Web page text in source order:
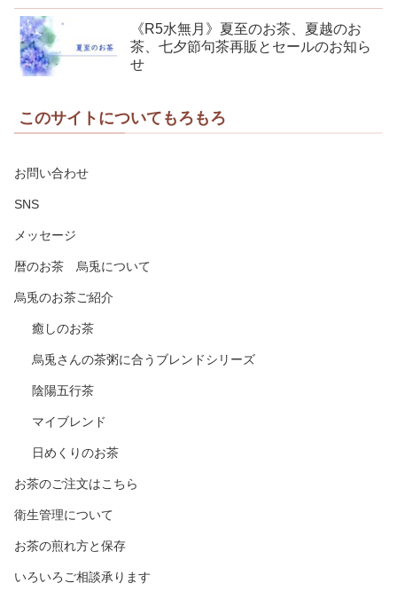
《R5水無月》夏至のお茶、夏越のお
茶、七夕節句茶再販とセールのお知ら
せ
このサイトについてもろもろ
お問い合わせ
SNS
メッセージ
暦のお茶 烏兎について
烏兎のお茶ご紹介
癒しのお茶
烏兎さんの茶粥に合うブレンドシリーズ
陰陽五行茶
マイブレンド
日めくりのお茶
お茶のご注文はこちら
衛生管理について
お茶の煎れ方と保存
いろいろご相談承ります